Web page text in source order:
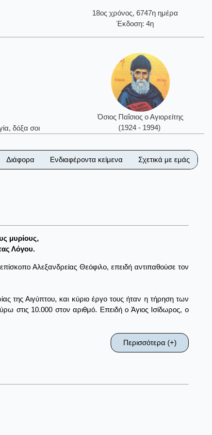
18ος χρόνος, 6747η ημέρα
Έκδοση: 4η
δόξα σοι
Όσιος Παΐσιος ο Αγιορείτης
(1924 - 1994)
Διάφορα Ενδιαφέροντα κείμενα Σχετικά με εμάς
μυρίους,
Λόγου.
Αλεξανδρείας Θεόφιλο, επειδή αντιπαθούσε τον
της Αιγύπτου, και κύριο έργο τους ήταν η τήρηση των
στις 10.000 στον αριθμό. Επειδή ο Άγιος Ισίδωρος, ο
Περισσότερα (+)